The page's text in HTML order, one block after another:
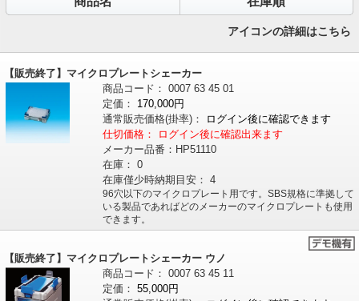
アイコンの詳細はこちら
【販売終了】マイクロプレートシェーカー
商品コード： 0007 63 45 01
定価：
170,000円
通常販売価格(掛率)：
ログイン後に確認できます
仕切価格：
ログイン後に確認出来ます
メーカー品番： HP51110
在庫： 0
在庫僅少時納期目安： 4
96穴以下のマイクロプレート用です。SBS規格に準拠して
いる製品であればどのメーカーのマイクロプレートも使用
できます。
【販売終了】マイクロプレートシェーカー ウノ
商品コード： 0007 63 45 11
定価： 55,000円